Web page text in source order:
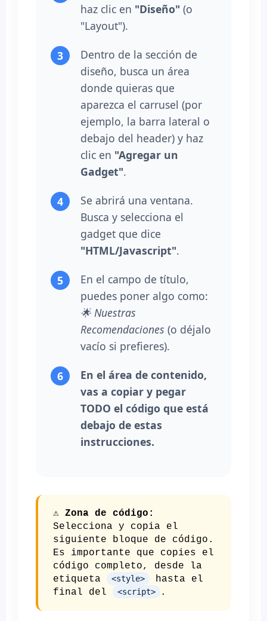
haz clic en "Diseño" (o
"Layout").
Dentro de la sección de
diseño, busca un área
donde quieras que
aparezca el carrusel (por
ejemplo, la barra lateral o
debajo del header) y haz
clic en "Agregar un
Gadget".
Se abrirá una ventana.
Busca y selecciona el
gadget que dice
"HTML/Javascript".
En el campo de título,
puedes poner algo como:
🌟 Nuestras
Recomendaciones (o déjalo
vacío si prefieres).
En el área de contenido,
vas a copiar y pegar
TODO el código que está
debajo de estas
instrucciones.
⚠️ Zona de código:
Selecciona y copia el
siguiente bloque de código.
Es importante que copies el
código completo, desde la
etiqueta
<style>
hasta el
final del
<script> .